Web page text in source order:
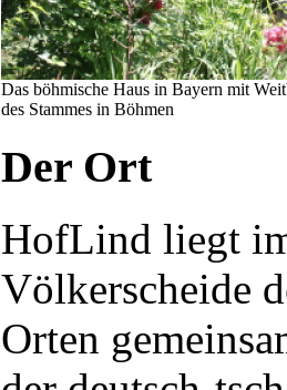
Das böhmische Haus in Bayern mit
des Stammes in Böhmen
Der Ort
HofLind liegt
Völkerscheide
Orten